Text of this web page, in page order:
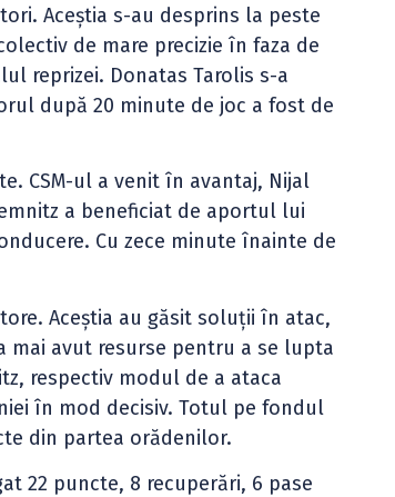
Aceștia s-au desprins la peste
de mare precizie în faza de
reprizei. Donatas Tarolis s-a
după 20 minute de joc a fost de
CSM-ul a venit în avantaj, Nijal
a beneficiat de aportul lui
Cu zece minute înainte de
Aceștia au găsit soluții în atac,
mai avut resurse pentru a se lupta
respectiv modul de a ataca
în mod decisiv. Totul pe fondul
din partea orădenilor.
22 puncte, 8 recuperări, 6 pase